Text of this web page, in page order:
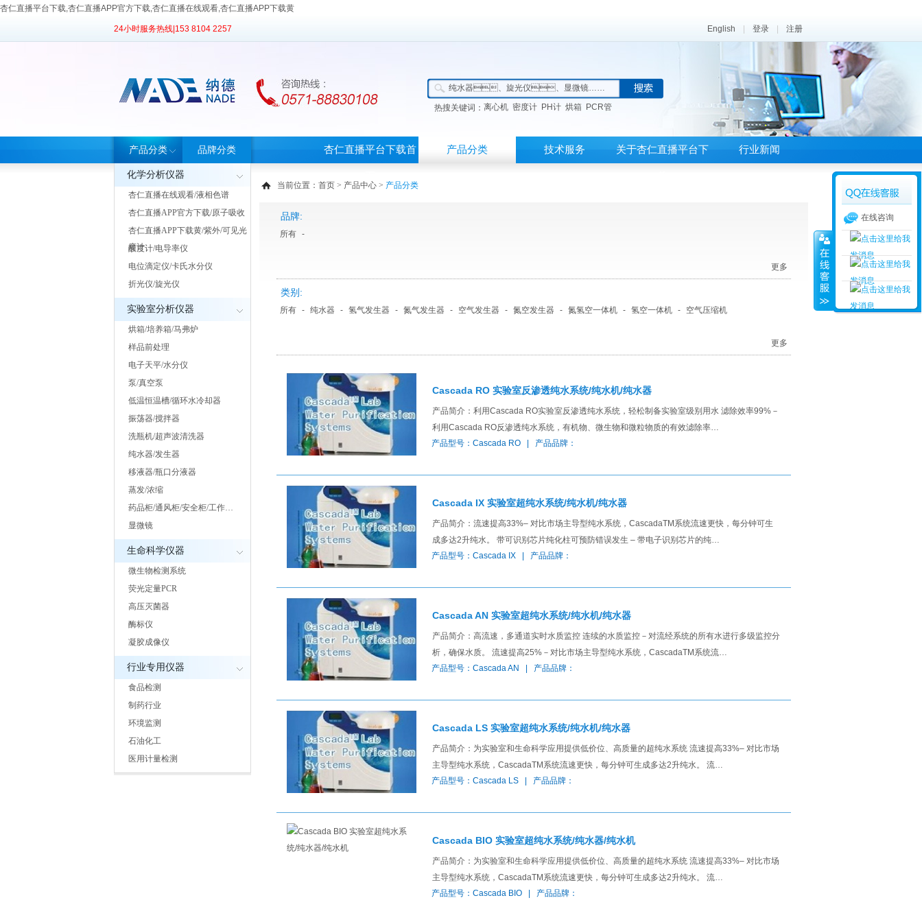
杏仁直播平台下载,杏仁直播APP官方下载,杏仁直播在线观看,杏仁直播APP下载黄
24小时服务热线| 153 8104 2257 English 登录 注册
热搜关键词： 离心机 密度计 PH计 烘箱 PCR管
产品分类
化学分析仪器
杏仁直播在线观看/液相色谱
杏仁直播APP官方下载/原子吸收
杏仁直播APP下载黄/紫外/可见光
度计
酸度计/电导率仪
电位滴定仪/卡氏水分仪
折光仪/旋光仪
实验室分析仪器
烘箱/培养箱/马弗炉
样品前处理
电子天平/水分仪
泵/真空泵
低温恒温槽/循环水冷却器
振荡器/搅拌器
洗瓶机/超声波清洗器
纯水器/发生器
移液器/瓶口分液器
蒸发/浓缩
药品柜/通风柜/安全柜/工作…
显微镜
生命科学仪器
微生物检测系统
荧光定量PCR
高压灭菌器
酶标仪
凝胶成像仪
行业专用仪器
食品检测
制药行业
环境监测
石油化工
医用计量检测
品牌分类 杏仁直播平台下载首 产品分类 技术服务 关于杏仁直播平台下 行业新闻
当前位置： 首页 > 产品中心 > 产品分类
品牌:
所有 -
更多
类别:
所有 - 纯水器 - 氢气发生器 - 氮气发生器 - 空气发生器 - 氮空发生器 - 氮氢空一体机 - 氢空一体机 - 空气压缩机
更多
Cascada RO 实验室反渗透纯水系统/纯水机/纯水器
产品简介：利用Cascada RO实验室反渗透纯水系统，轻松制备实验室级别用水 滤除效率99%－
利用Cascada RO反渗透纯水系统，有机物、微生物和微粒物质的有效滤除率…
产品型号：Cascada RO | 产品品牌：
Cascada IX 实验室超纯水系统/纯水机/纯水器
产品简介：流速提高33%– 对比市场主导型纯水系统，CascadaTM系统流速更快，每分钟可生
成多达2升纯水。 带可识别芯片纯化柱可预防错误发生 – 带电子识别芯片的纯…
产品型号：Cascada IX | 产品品牌：
Cascada AN 实验室超纯水系统/纯水机/纯水器
产品简介：高流速，多通道实时水质监控 连续的水质监控－对流经系统的所有水进行多级监控分
析，确保水质。 流速提高25%－对比市场主导型纯水系统，CascadaTM系统流…
产品型号：Cascada AN | 产品品牌：
Cascada LS 实验室超纯水系统/纯水机/纯水器
产品简介：为实验室和生命科学应用提供低价位、高质量的超纯水系统 流速提高33%– 对比市场
主导型纯水系统，CascadaTM系统流速更快，每分钟可生成多达2升纯水。 流…
产品型号：Cascada LS | 产品品牌：
Cascada BIO 实验室超纯水系统/纯水器/纯水机
产品简介：为实验室和生命科学应用提供低价位、高质量的超纯水系统 流速提高33%– 对比市场
主导型纯水系统，CascadaTM系统流速更快，每分钟可生成多达2升纯水。 流…
产品型号：Cascada BIO | 产品品牌：
在线咨询